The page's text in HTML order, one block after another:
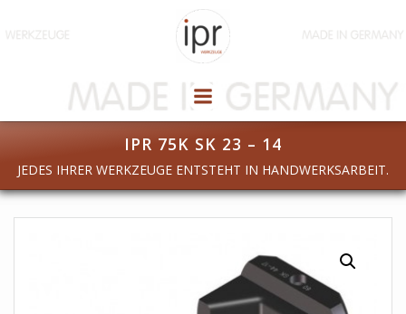
Inhalt
IPR 75K SK 23 – 14
JEDES IHRER WERKZEUGE ENTSTEHT IN HANDWERKSARBEIT.